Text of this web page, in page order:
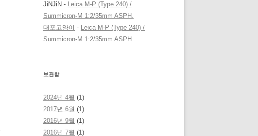
JiNJiN - Leica M-P (Type 240) /
Summicron-M 1:2/35mm ASPH.
대포고양이 - Leica M-P (Type 240) /
Summicron-M 1:2/35mm ASPH.
보관함
2024년 4월 (1)
2017년 6월 (1)
2016년 9월 (1)
2016년 7월 (1)